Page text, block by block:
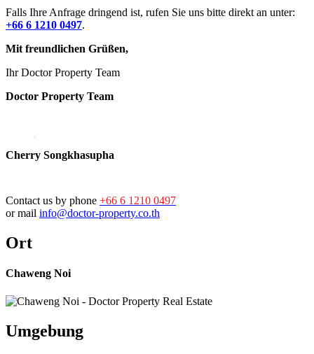
Falls Ihre Anfrage dringend ist, rufen Sie uns bitte direkt an unter:
+66 6 1210 0497.
Mit freundlichen Grüßen,
Ihr Doctor Property Team
Doctor Property Team
Cherry Songkhasupha
Contact us by phone +66 6 1210 0497
or mail info@doctor-property.co.th
Ort
Chaweng Noi
Umgebung